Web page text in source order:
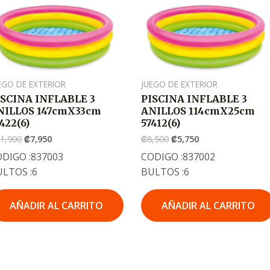
DE EXTERIOR
INFLABLE 3
147cmX33cm
precio
original
era:
.
₡11,900
₡7,950
precio
actual
es:
.
₡7,950
:837003
:6
AÑADIR AL CARRITO
JUEGO DE EXTERIOR
PISCINA INFLABLE 3
ANILLOS 114cmX25cm
57412(6)
₡8,500
precio
original
era:
.
₡8,500
₡5,750
precio
actual
es:
.
₡5,750
CODIGO :837002
BULTOS :6
AÑADIR AL CARRITO